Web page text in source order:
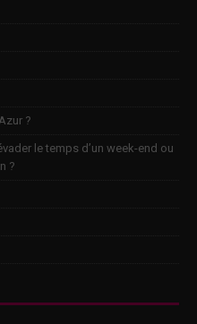
?
le temps d’un week-end ou
?